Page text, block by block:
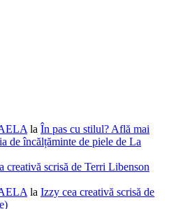
la În pas cu stilul? Află mai
de încălțăminte de piele de La
creativă scrisă de Terri Libenson
la Izzy cea creativă scrisă de